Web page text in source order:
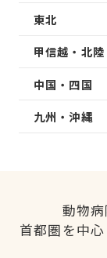
東北
甲信越・北陸
中国・四国
九州・沖縄
動物病
首都圏を中